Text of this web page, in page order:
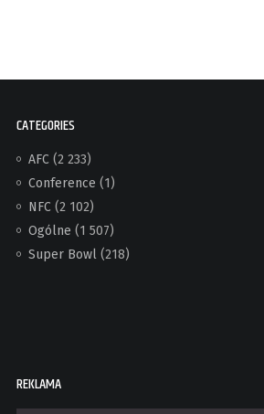
CATEGORIES
AFC(2 233)
Conference (1)
NFC(2 102)
Ogólne (1 507)
Super Bowl(218)
REKLAMA